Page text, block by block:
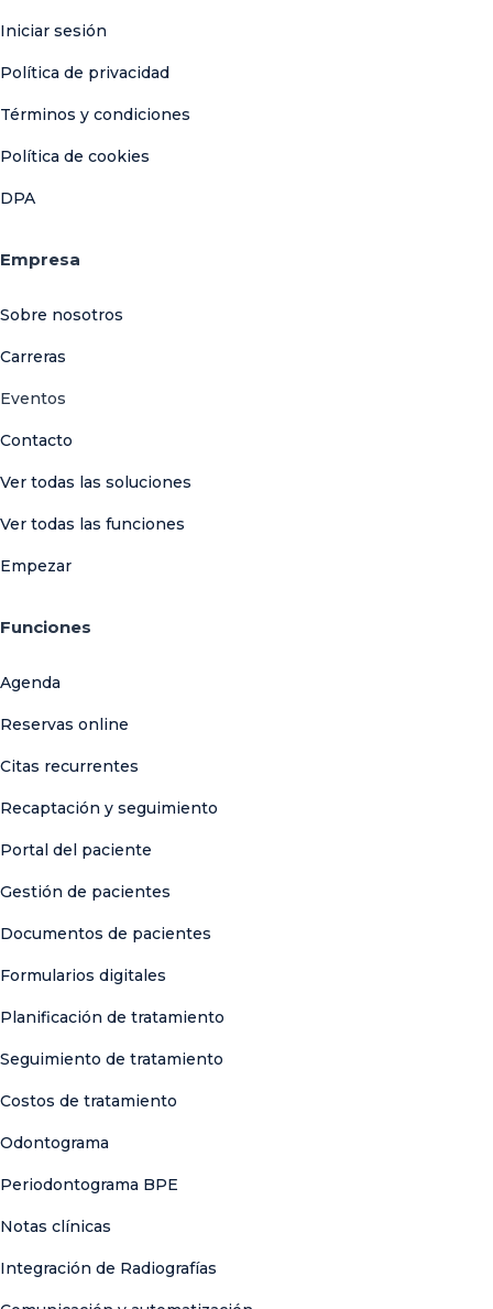
Iniciar sesión
Política de privacidad
Términos y condiciones
Política de cookies
DPA
Empresa
Sobre nosotros
Carreras
Eventos
Contacto
Ver todas las soluciones
Ver todas las funciones
Empezar
Funciones
Agenda
Reservas online
Citas recurrentes
Recaptación y seguimiento
Portal del paciente
Gestión de pacientes
Documentos de pacientes
Formularios digitales
Planificación de tratamiento
Seguimiento de tratamiento
Costos de tratamiento
Odontograma
Periodontograma BPE
Notas clínicas
Integración de Radiografías